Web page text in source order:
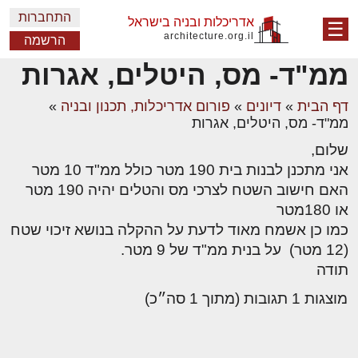
☰ אדריכלות ובניה בישראל
architecture.org.il
התחברות
הרשמה
ממ"ד- מס, היטלים, אגרות
דף הבית » דיונים » פורום אדריכלות, תכנון ובניה »
ממ"ד- מס, היטלים, אגרות
שלום,
אני מתכנן לבנות בית 190 מטר כולל ממ"ד 10 מטר
האם חישוב השטח לצרכי מס והטלים יהיה 190 מטר
או 180מטר
כמו כן אשמח מאוד לדעת על ההקלה בנושא זיכוי שטח
(12 מטר) על בנית ממ"ד של 9 מטר.
תודה
מוצגות 1 תגובות (מתוך 1 סה״כ)